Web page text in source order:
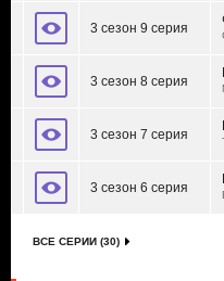
3 сезон 9 серия
3 сезон 8 серия
3 сезон 7 серия
3 сезон 6 серия
ВСЕ СЕРИИ (30)